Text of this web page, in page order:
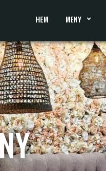
HEM MENY